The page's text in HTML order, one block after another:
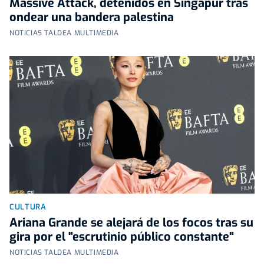
ondear una bandera palestina
NOTICIAS TALDEA MULTIMEDIA
CULTURA
Ariana Grande se alejará de los focos tras su
gira por el "escrutinio público constante"
NOTICIAS TALDEA MULTIMEDIA